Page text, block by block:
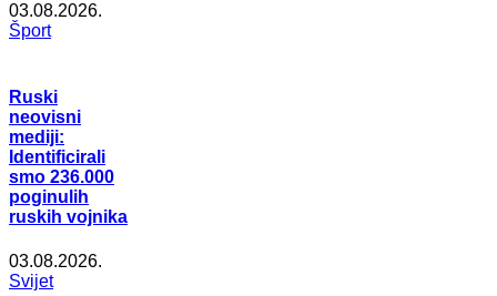
03.08.2026.
Šport
Ruski
neovisni
mediji:
Identificirali
smo 236.000
poginulih
ruskih vojnika
03.08.2026.
Svijet